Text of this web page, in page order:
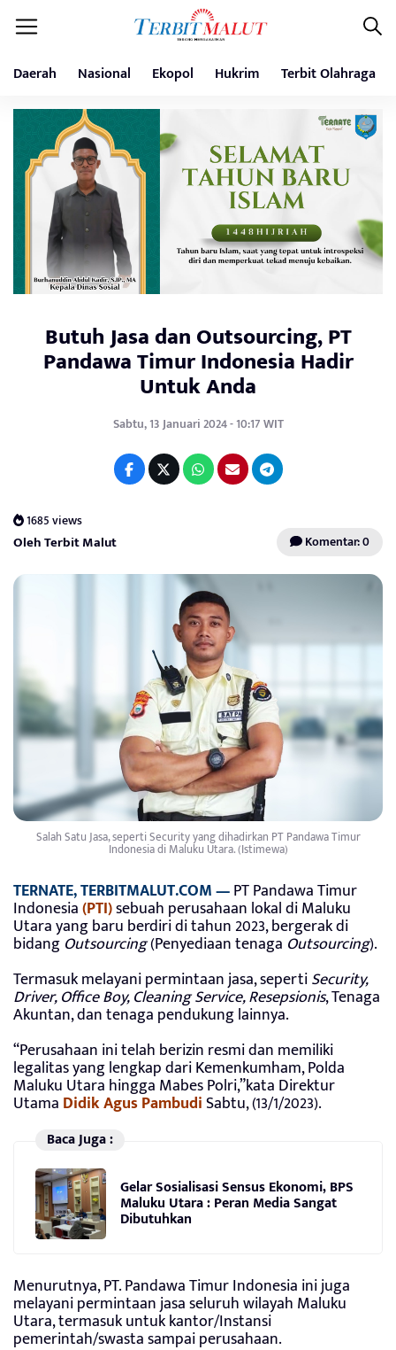
Daerah Nasional Ekopol Hukrim Terbit Olahraga
Butuh Jasa dan Outsourcing, PT
Pandawa Timur Indonesia Hadir
Untuk Anda
Sabtu, 13 Januari 2024 - 10:17 WIT
1685 views
Oleh Terbit Malut Komentar: 0
Salah Satu Jasa, seperti Security yang dihadirkan PT Pandawa Timur
Indonesia di Maluku Utara. (Istimewa)
TERNATE, TERBITMALUT.COM —PT Pandawa Timur
Indonesia(PTI)sebuah perusahaan lokal di Maluku
Utara yang baru berdiri di tahun 2023, bergerak di
bidang Outsourcing(Penyediaan tenaga Outsourcing).
Termasuk melayani permintaan jasa, sepertiSecurity,
Driver, Office Boy, Cleaning Service, Resepsionis, Tenaga
Akuntan, dan tenaga pendukung lainnya.
“Perusahaan ini telah berizin resmi dan memiliki
legalitas yang lengkap dari Kemenkumham, Polda
Maluku Utara hingga Mabes Polri,”kata Direktur
Utama Didik Agus PambudiSabtu, (13/1/2023).
Baca Juga :
Gelar Sosialisasi Sensus Ekonomi, BPS
Maluku Utara : Peran Media Sangat
Dibutuhkan
Menurutnya, PT. Pandawa Timur Indonesia ini juga
melayani permintaan jasa seluruh wilayah Maluku
Utara, termasuk untuk kantor/Instansi
pemerintah/swasta sampai perusahaan.